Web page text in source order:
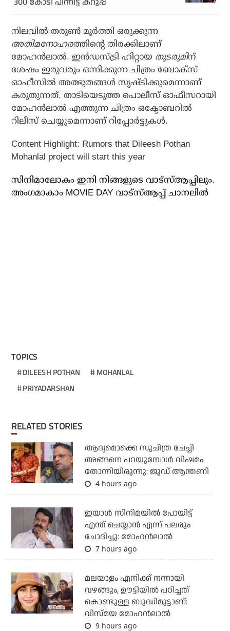
നിലവില്‍ തരുണ്‍ മൂര്‍ത്തി ഒരുക്കുന്ന
അതിമനോഹരത്തിന്റെ തിരക്കിലാണ്
മോഹന്‍ലാല്‍. ഇന്‍ഡസ്ട്രി ഹിറ്റായ തുടരുമിന്
ശേഷം ഇരുവരും ഒന്നിക്കുന്ന ചിത്രം ബോക്‌സ്
ഓഫീസില്‍ അത്ഭുതങ്ങള്‍ സൃഷ്ടിക്കുമെന്നാണ്
കരുതുന്നത്. താടിയെടുത്ത പൊലീസ് ഓഫീസറായി
മോഹന്‍ലാല്‍ എത്തുന്ന ചിത്രം ഒക്ടോബറില്‍
റിലീസ് ചെയ്യുമെന്നാണ് റിപ്പോര്‍ട്ടുകള്‍.
Content Highlight: Rumors that Dileesh Pothan
Mohanlal project will start this year
സിനിമാലോകം ഇനി നിങ്ങളുടെ വാട്സ്ആപ്പിലും.
അം​ഗമാകാം MOVIE DAY വാട്സ്ആപ്പ് ചാനലിൽ
TOPICS
DILEESH POTHAN
MOHANLAL
PRIYADARSHAN
RELATED STORIES
ആദ്യമൊക്കെ സുചിത്ര ചേച്ചി
അങ്ങനെ പറയുമ്പോൾ വിഷമം
തോന്നിയിരുന്നു: ജൂഡ് ആന്തണി
4 hours ago
ഇയാൾ സിനിമയിൽ പോയിട്ട്
എന്ത് ചെയ്യാൻ എന്ന് പലരും
ചോദിച്ചു: മോഹൻലാൽ
7 hours ago
മലയാളം എനിക്ക് നന്നായി
വഴങ്ങും, ഊട്ടിയില്‍ പഠിച്ചത്
കൊണ്ടുള്ള ബുദ്ധിമുട്ടാണ്:
വിസ്മയ മോഹന്‍ലാല്‍
9 hours ago